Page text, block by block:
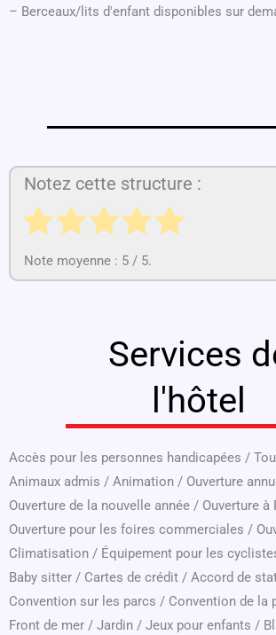
– Berceaux/lits d'enfant disponibles sur
Notez cette structure :
Note moyenne : 5 / 5.
Services
l'hôtel
Accès pour les personnes handicapées /
Animaux admis / Animation / Ouverture
Ouverture de la nouvelle année / Ouverture à
Ouverture pour les foires commerciales /
Climatisation / Équipement pour les
Baby sitter / Cartes de crédit / Accord de
Convention sur les parcs / Convention de la
Front de mer / Jardin / Jeux pour enfants /